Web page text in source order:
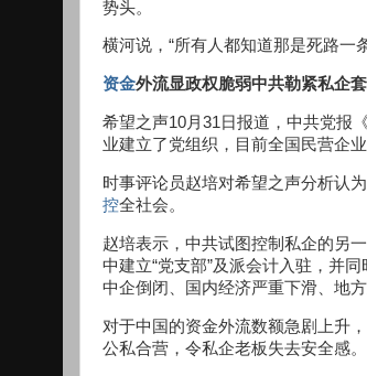
势头。
横河说，“所有人都知道那是死路一
资金外流显政权脆弱中共勒紧私企
希望之声10月31日报道，中共党报《
业建立了党组织，目前全国民营企
时事评论员赵培对希望之声分析认
控全社会。
赵培表示，中共试图控制私企的另
中建立“党支部”及派会计入驻，并
中企倒闭、国内经济严重下滑、地
对于中国的资金外流数额急剧上升
公私合营，令私企老板失去安全感。